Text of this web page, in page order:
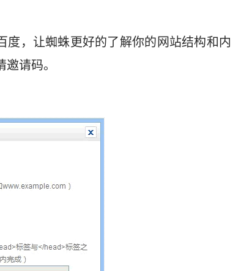
度，让蜘蛛更好的了解你的网站结构和内
请码。